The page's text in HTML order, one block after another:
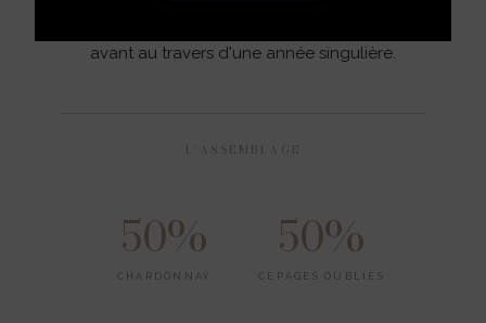
avant au travers d'une année singulière.
L'ASSEMBLAGE
50%
CHARDONNAY
50%
CÉPAGES OUBLIÉS